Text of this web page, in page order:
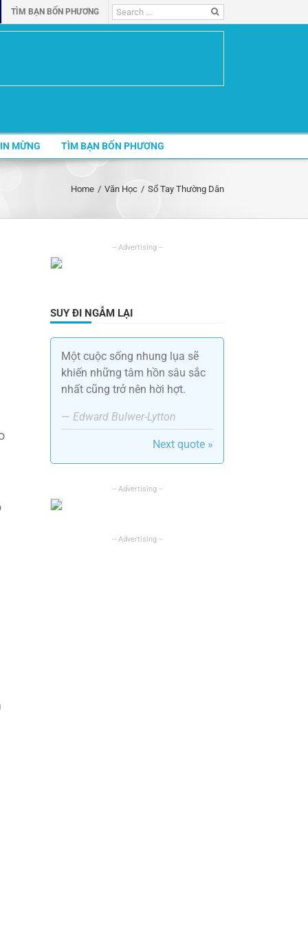
TÌM BẠN BỐN PHƯƠNG
Search
for:
MỪNG TÌM BẠN BỐN PHƯƠNG
Home / Văn Học / Sổ Tay Thường Dân
SUY ĐI NGẪM LẠI
Một cuộc sống nhung lụa sẽ
khiến những tâm hồn sâu sắc
nhất cũng trở nên hời hợt.
— Edward Bulwer-Lytton
Next quote »